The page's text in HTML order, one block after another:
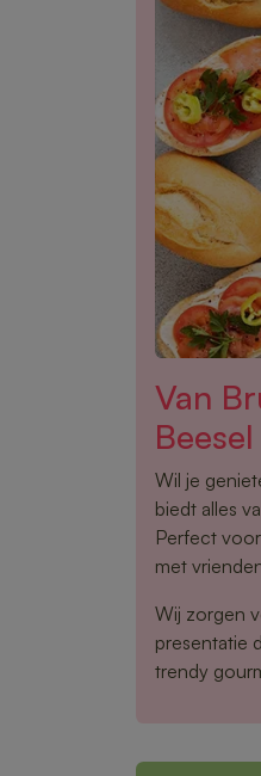
Van
Wil je
biedt alles
Perfect
met
Wij zorgen
presentatie
trendy